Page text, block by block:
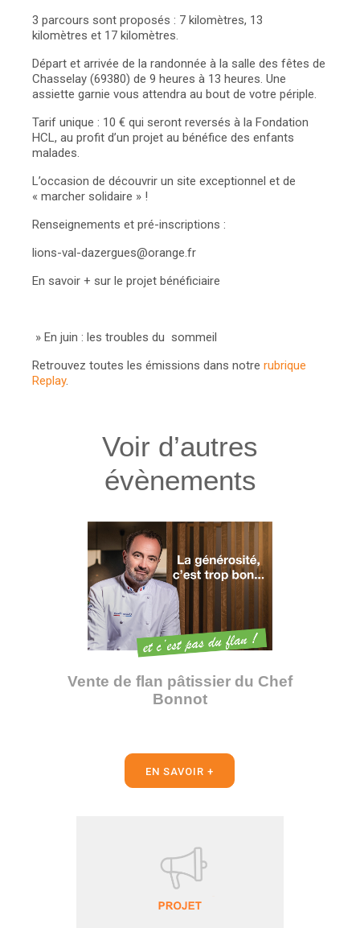
3 parcours sont proposés : 7 kilomètres, 13
kilomètres et 17 kilomètres.
Départ et arrivée de la randonnée à la salle des fêtes de
Chasselay (69380) de 9 heures à 13 heures. Une
assiette garnie vous attendra au bout de votre périple.
Tarif unique : 10 € qui seront reversés à la Fondation
HCL, au profit d’un projet au bénéfice des enfants
malades.
L’occasion de découvrir un site exceptionnel et de
« marcher solidaire » !
Renseignements et pré-inscriptions :
lions-val-dazergues@orange.fr
En savoir + sur le projet bénéficiaire
» En juin : les troubles du sommeil
Retrouvez toutes les émissions dans notre rubrique
Replay.
Voir d’autres
évènements
Vente de flan pâtissier du Chef
Bonnot
EN SAVOIR +